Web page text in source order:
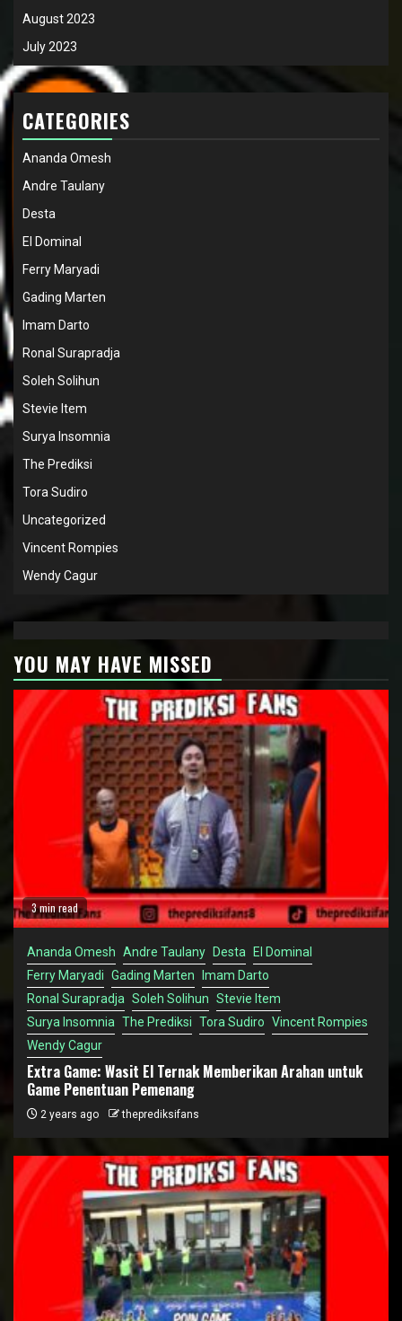
August 2023
July 2023
CATEGORIES
Ananda Omesh
Andre Taulany
Desta
El Dominal
Ferry Maryadi
Gading Marten
Imam Darto
Ronal Surapradja
Soleh Solihun
Stevie Item
Surya Insomnia
The Prediksi
Tora Sudiro
Uncategorized
Vincent Rompies
Wendy Cagur
YOU MAY HAVE MISSED
3 min read
Ananda Omesh Andre Taulany Desta
El Dominal
Ferry Maryadi Gading Marten
Imam Darto
Ronal Surapradja Soleh Solihun Stevie Item
Surya Insomnia The Prediksi Tora Sudiro Vincent Rompies
Wendy Cagur
Extra Game: Wasit El Ternak Memberikan Arahan untuk
Game Penentuan Pemenang
2 years ago theprediksifans